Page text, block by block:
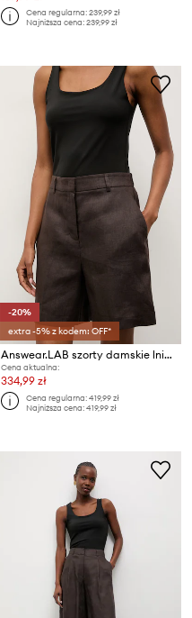
Cena regularna:239,99 zł
Najniższa cena:239,99 zł
-20%
extra -5% z kodem: OFF*
Answear.LAB szorty damskie lniane
Cena aktualna:
334,99 zł
Cena regularna:419,99 zł
Najniższa cena:419,99 zł